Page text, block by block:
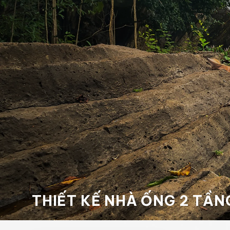
THIẾT KẾ NHÀ ỐNG 2